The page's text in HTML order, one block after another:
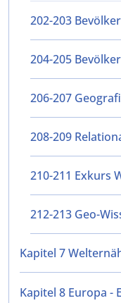
202-203
204-205
206-207
208-209
210-211 Exkurs
212-213 Geo-
Kapitel 7
Kapitel 8 Europa -